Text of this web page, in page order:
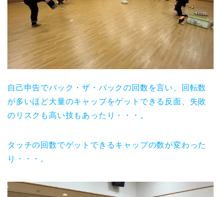
自己申告でバック・ザ・バックの回数を言い、回転数
が多いほど大量のキャップをゲットできる反面、失敗
のリスクも高い技もあったり・・・。
タッチの回数でゲットできるキャップの数が変わった
り・・・。